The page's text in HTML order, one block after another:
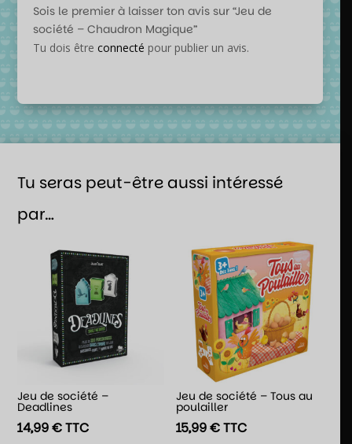
Sois le premier à laisser ton avis sur “Jeu de
société – Chaudron Magique”
Tu dois être connecté pour publier un avis.
Tu seras peut-être aussi intéressé
par…
Jeu de société –
Deadlines
14,99€TTC
Jeu de société – Tous au
poulailler
15,99€TTC